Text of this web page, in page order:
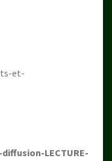
et-
LECTURE-